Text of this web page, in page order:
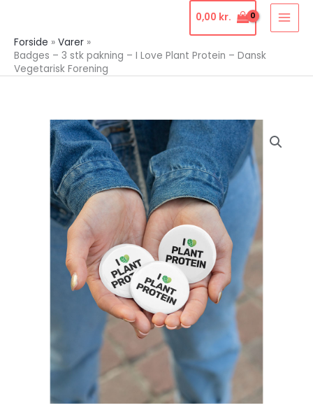
indholdet
0,00 kr.
Forside
Varer
Badges – 3 stk pakning – I Love Plant Protein – Dansk
Vegetarisk Forening
pakning